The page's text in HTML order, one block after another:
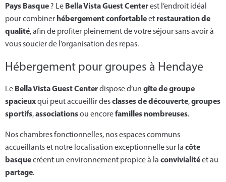
Pays Basque ? Le Bella Vista Guest Centerest l’endroit idéal
pour combiner hébergement confortableet restauration de
qualité, afin de profiter pleinement de votre séjour sans avoir à
vous soucier de l’organisation des repas.
Hébergement pour groupes à Hendaye
Le Bella Vista Guest Centerdispose d’un gîte de groupe
spacieuxqui peut accueillir desclasses de découverte,groupes
sportifs,associationsou encorefamilles nombreuses.
Nos chambres fonctionnelles, nos espaces communs
accueillants et notre localisation exceptionnelle sur la côte
basquecréent un environnement propice à la convivialitéet au
partage.